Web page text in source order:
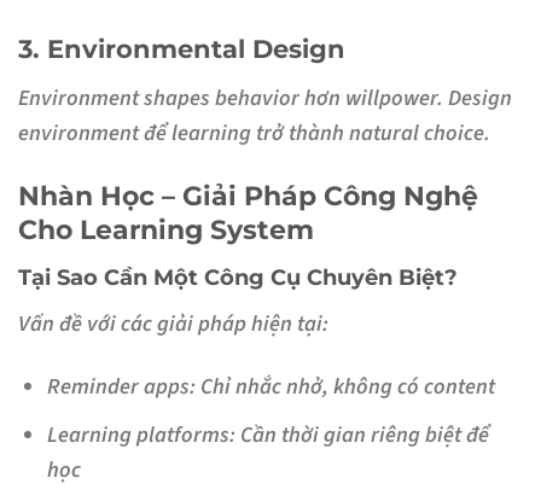
3. Environmental Design
Environment shapes behavior hơn willpower. Design
environment để learning trở thành natural choice.
Nhàn Học – Giải Pháp Công Nghệ
Cho Learning System
Tại Sao Cần Một Công Cụ Chuyên Biệt?
Vấn đề với các giải pháp hiện tại:
Reminder apps: Chỉ nhắc nhở, không có content
Learning platforms: Cần thời gian riêng biệt để
học